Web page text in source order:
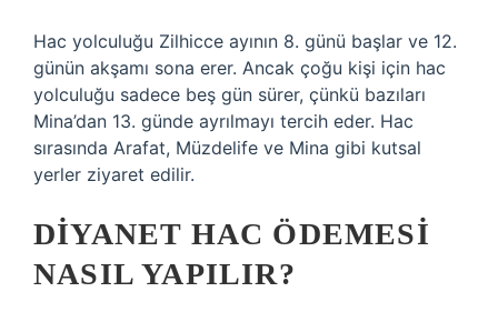
Hac yolculuğu Zilhicce ayının 8. günü başlar ve 12.
günün akşamı sona erer. Ancak çoğu kişi için hac
yolculuğu sadece beş gün sürer, çünkü bazıları
Mina’dan 13. günde ayrılmayı tercih eder. Hac
sırasında Arafat, Müzdelife ve Mina gibi kutsal
yerler ziyaret edilir.
DIYANET HAC ÖDEMESI
NASIL YAPILIR?